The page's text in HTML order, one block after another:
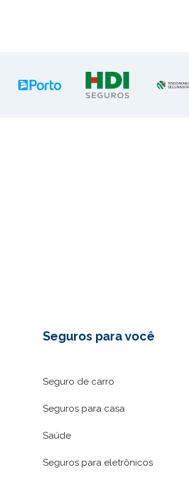
Seguros para você
Seguro de carro
Seguros para casa
Saúde
Seguros para eletrônicos